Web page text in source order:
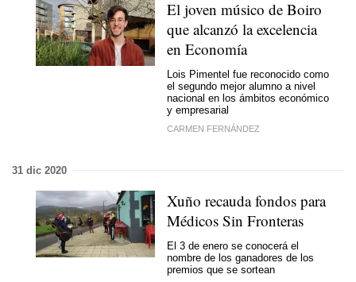
El joven músico de Boiro
que alcanzó la excelencia
en Economía
Lois Pimentel fue reconocido como
el segundo mejor alumno a nivel
nacional en los ámbitos económico
y empresarial
CARMEN FERNÁNDEZ
31 dic 2020
Xuño recauda fondos para
Médicos Sin Fronteras
El 3 de enero se conocerá el
nombre de los ganadores de los
premios que se sortean